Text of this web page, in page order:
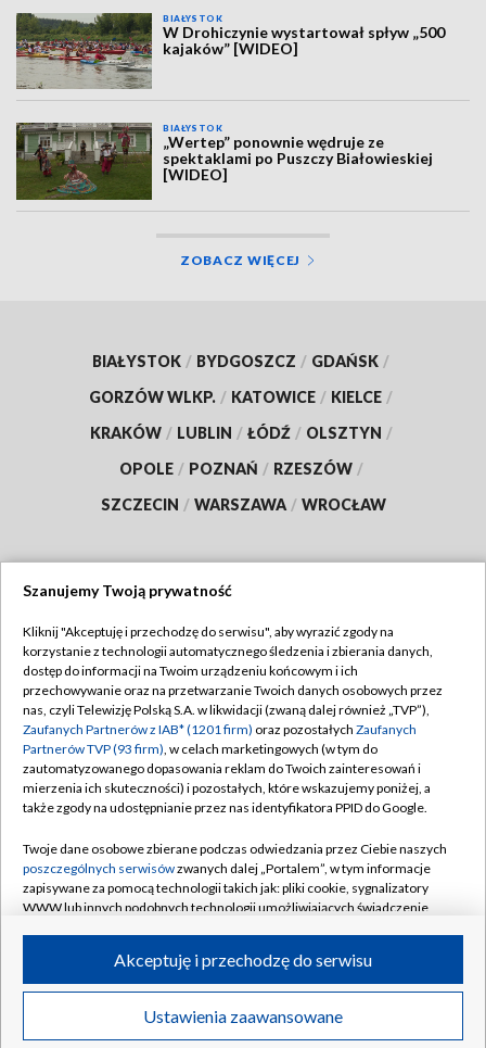
BIAŁYSTOK
W Drohiczynie wystartował spływ „500
kajaków” [WIDEO]
BIAŁYSTOK
„Wertep” ponownie wędruje ze
spektaklami po Puszczy Białowieskiej
[WIDEO]
ZOBACZ WIĘCEJ
BIAŁYSTOK / BYDGOSZCZ / GDAŃSK /
GORZÓW WLKP. / KATOWICE / KIELCE /
KRAKÓW / LUBLIN / ŁÓDŹ / OLSZTYN /
OPOLE / POZNAŃ / RZESZÓW /
SZCZECIN / WARSZAWA / WROCŁAW
TVP
Abonament TVP
Emisja w TVP
Centrum informacji TVP
Naziemna Telewizja Cyfrowa
Rada Programowa
System NOS
Informacje o nadawcy
Program dla prasy
Ogłoszenie przetargowe
Regulamin TVP
Polityka prywatności
Moje zgody
Pomoc
Kontakt
Kanały
©2026 Telewizja Polska S.A. w likwidacji
Szanujemy Twoją prywatność
Kliknij "Akceptuję i przechodzę do serwisu", aby wyrazić zgody na
korzystanie z technologii automatycznego śledzenia i zbierania danych,
dostęp do informacji na Twoim urządzeniu końcowym i ich
przechowywanie oraz na przetwarzanie Twoich danych osobowych przez
nas, czyli Telewizję Polską S.A. w likwidacji (zwaną dalej również „TVP”),
Zaufanych Partnerów z IAB* (1201 firm) oraz pozostałych Zaufanych
Partnerów TVP (93 firm), w celach marketingowych (w tym do
zautomatyzowanego dopasowania reklam do Twoich zainteresowań i
mierzenia ich skuteczności) i pozostałych, które wskazujemy poniżej, a
także zgody na udostępnianie przez nas identyfikatora PPID do Google.
Twoje dane osobowe zbierane podczas odwiedzania przez Ciebie naszych
poszczególnych serwisówzwanych dalej „Portalem”, w tym informacje
zapisywane za pomocą technologii takich jak: pliki cookie, sygnalizatory
WWW lub innych podobnych technologii umożliwiających świadczenie
ruchu w Internecie.
Twoje dane osobowe zbierane podczas odwiedzania przez Ciebie
poszczególnych serwisówna Portalu, takie jak adresy IP, identyfikatory
Ustawienia zaawansowane
Akceptuję i przechodzę do serwisu